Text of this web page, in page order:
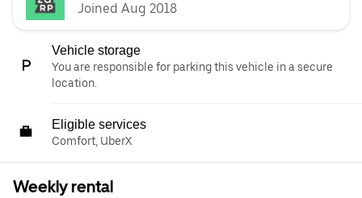
Joined Aug 2018
Vehicle storage
You are responsible for parking this vehicle in a secure
location.
Eligible services
Comfort, UberX
Weekly rental